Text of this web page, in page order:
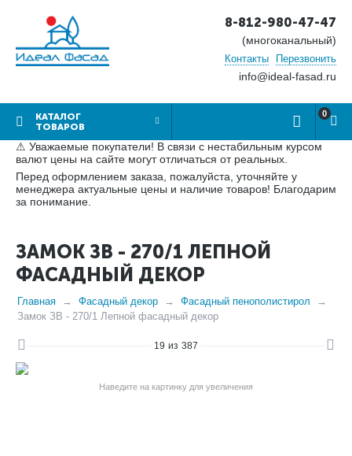
8-812-980-47-47
(многоканальный)
Контакты Перезвонить
info@ideal-fasad.ru
КАТАЛОГ
ТОВАРОВ
0
⚠ Уважаемые покупатели! В связи с нестабильным курсом
валют цены на сайте могут отличаться от реальных.
Перед оформлением заказа, пожалуйста, уточняйте у
менеджера актуальные цены и наличие товаров! Благодарим
за понимание.
ЗАМОК ЗВ - 270/1 ЛЕПНОЙ
ФАСАДНЫЙ ДЕКОР
Главная Фасадный декор
Фасадный пенополистирол
Замок ЗВ - 270/1 Лепной фасадный декор
19 из 387
Наведите на картинку для увеличения